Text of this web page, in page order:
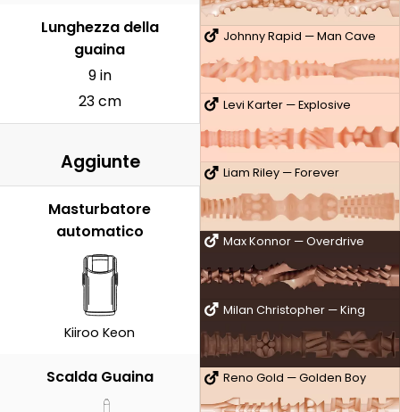
Johnny Rapid — Man Cave
Levi Karter — Explosive
Liam Riley — Forever
Max Konnor — Overdrive
Milan Christopher — King
Reno Gold — Golden Boy
Lunghezza della
guaina
9 in
23 cm
Aggiunte
Masturbatore
automatico
Kiiroo Keon
Scalda Guaina